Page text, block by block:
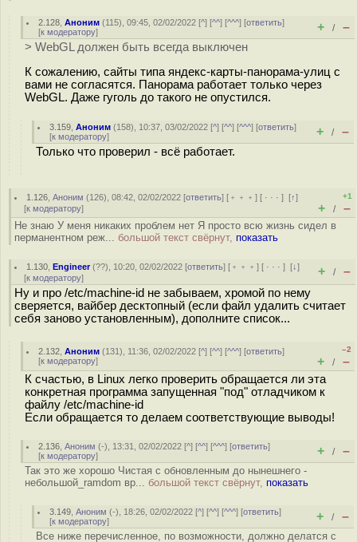
2.128 ,Аноним (115), 09:45, 02/02/2022 [^] [^^] [^^^] [ответить]
[к модератору] + / –
> WebGL должен быть всегда выключен
К сожалению, сайты типа яндекс-карты-панорама-улиц с
вами не согласятся. Панорама работает только через
WebGL. Даже гуголь до такого не опустился.
3.159 ,Аноним (158), 10:37, 03/02/2022 [^] [^^] [^^^] [ответить]
[к модератору] + / –
Только что проверил - всё работает.
1.126 ,Аноним (126), 08:42, 02/02/2022 [ответить] [ ﹢﹢﹢] [ · · ·][↑]
[к модератору]
+1
+ / –
Не знаю У меня никаких проблем нет Я просто всю жизнь сидел в
перманентном реж... большой текст свёрнут, показать
1.130 ,Engineer(??), 10:20, 02/02/2022 [ответить] [ ﹢﹢﹢] [ · · ·][↓]
[к модератору] + / –
Ну и про /etc/machine-id не забываем, хромой по нему
сверяется, вайбер десктопный (если файл удалить считает
себя заново установленным), дополните список...
2.132 ,Аноним (131), 11:36, 02/02/2022 [^] [^^] [^^^] [ответить]
[к модератору]
–2
+ / –
К счастью, в Linux легко проверить обращается ли эта
конкретная программа запущенная "под" отладчиком к
файлу /etc/machine-id
Если обращается то делаем соответствующие выводы!
2.136 ,Аноним (-), 13:31, 02/02/2022 [^] [^^] [^^^] [ответить]
[к модератору] + / –
Так это же хорошо Чистая с обновленным до нынешнего -
небольшой_ramdom вр... большой текст свёрнут, показать
3.149 ,Аноним (-), 18:26, 02/02/2022 [^] [^^] [^^^] [ответить]
[к модератору] + / –
Все ниже перечисленное, по возможности, должно делатся с